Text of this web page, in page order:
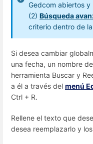
Gedcom abiertos y
(2) Búsqueda
criterio dentro de
Si desea cambiar
una fecha, un nombre
herramienta Buscar y
a él a través del menú
Ctrl + R.
Rellene el texto que
desea reemplazarlo y